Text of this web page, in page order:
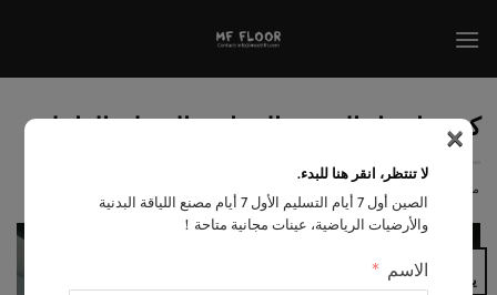
للمحتوى
كيفية اختيار العشب الصناعي المبطن الداخلي
منشور في
يوليو
لا تنتظر، انقر هنا للبدء.
الصين أول 7 أيام التسليم الأول 7 أيام مصنع اللياقة البدنية
والأرضيات الرياضية، عينات مجانية متاحة！
الاسم
×